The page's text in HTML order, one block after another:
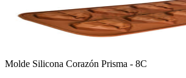
Molde Silicona Corazón Prisma - 8C